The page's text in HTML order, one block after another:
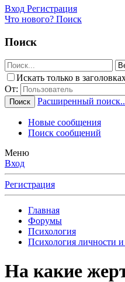
Вход Регистрация
Что нового? Поиск
Поиск
Искать только в
От:
Поиск Расширенный
Новые сообщения
Поиск сообщений
Меню
Вход
Регистрация
Главная
Форумы
Психология
Психология личности
На какие